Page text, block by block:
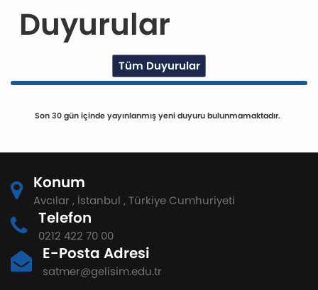
Duyurular
Tüm Duyurular
Son 30 gün içinde yayınlanmış yeni duyuru bulunmamaktadır.
Konum
Avcılar , İstanbul , Türkiye Cumhuriyeti
Telefon
0212 422 70 00
E-Posta Adresi
satmer@gelisim.edu.tr